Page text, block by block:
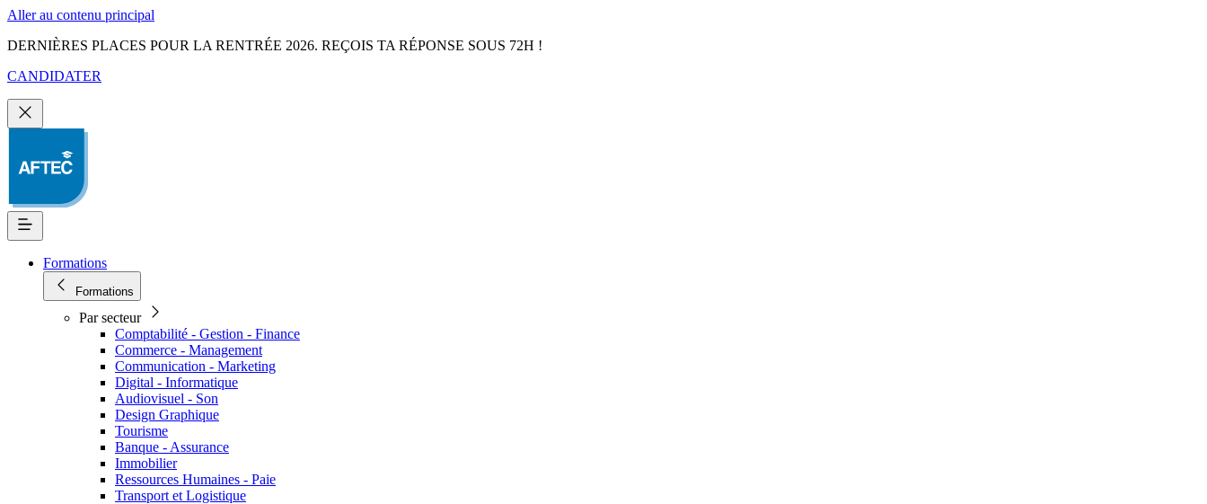
Aller au contenu principal
DERNIÈRES PLACES POUR LA RENTRÉE 2026. REÇOIS TA RÉPONSE SOUS 72H !
CANDIDATER
Formations
Formations
Par secteur
Comptabilité - Gestion - Finance
Commerce - Management
Communication - Marketing
Digital - Informatique
Audiovisuel - Son
Design Graphique
Tourisme
Banque - Assurance
Immobilier
Ressources Humaines - Paie
Transport et Logistique